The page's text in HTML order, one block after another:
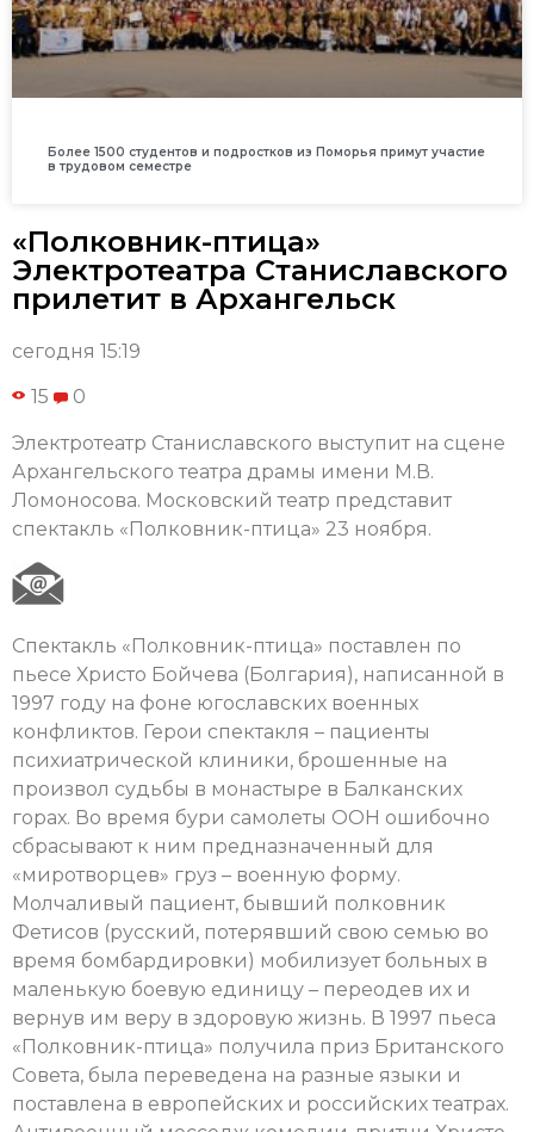
Более 1500 студентов и подростков из Поморья примут участие
в трудовом семестре
«Полковник-птица»
Электротеатра Станиславского
прилетит в Архангельск
сегодня 15:19
15 0
Электротеатр Станиславского выступит на сцене
Архангельского театра драмы имени М.В.
Ломоносова. Московский театр представит
спектакль «Полковник-птица» 23 ноября.
Спектакль «Полковник-птица» поставлен по
пьесе Христо Бойчева (Болгария), написанной в
1997 году на фоне югославских военных
конфликтов. Герои спектакля – пациенты
психиатрической клиники, брошенные на
произвол судьбы в монастыре в Балканских
горах. Во время бури самолеты ООН ошибочно
сбрасывают к ним предназначенный для
«миротворцев» груз – военную форму.
Молчаливый пациент, бывший полковник
Фетисов (русский, потерявший свою семью во
время бомбардировки) мобилизует больных в
маленькую боевую единицу – переодев их и
вернув им веру в здоровую жизнь. В 1997 пьеса
«Полковник-птица» получила приз Британского
Совета, была переведена на разные языки и
поставлена в европейских и российских театрах.